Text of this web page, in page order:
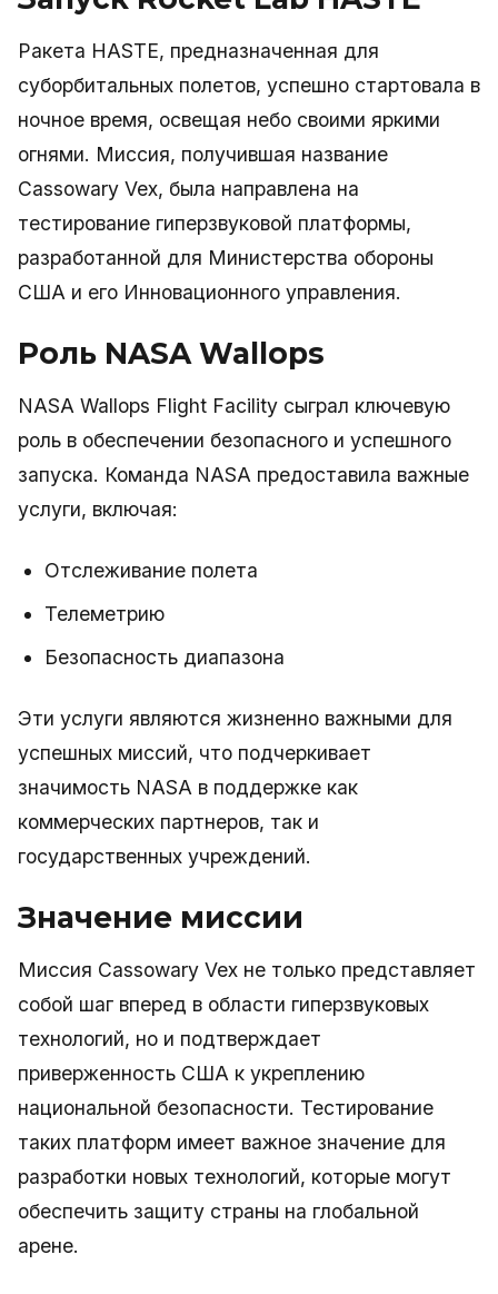
Ракета HASTE, предназначенная для
суборбитальных полетов, успешно стартовала в
ночное время, освещая небо своими яркими
огнями. Миссия, получившая название
Cassowary Vex, была направлена на
тестирование гиперзвуковой платформы,
разработанной для Министерства обороны
США и его Инновационного управления.
Роль NASA Wallops
NASA Wallops Flight Facility сыграл ключевую
роль в обеспечении безопасного и успешного
запуска. Команда NASA предоставила важные
услуги, включая:
Отслеживание полета
Телеметрию
Безопасность диапазона
Эти услуги являются жизненно важными для
успешных миссий, что подчеркивает
значимость NASA в поддержке как
коммерческих партнеров, так и
государственных учреждений.
Значение миссии
Миссия Cassowary Vex не только представляет
собой шаг вперед в области гиперзвуковых
технологий, но и подтверждает
приверженность США к укреплению
национальной безопасности. Тестирование
таких платформ имеет важное значение для
разработки новых технологий, которые могут
обеспечить защиту страны на глобальной
арене.